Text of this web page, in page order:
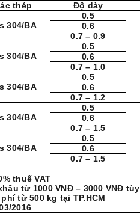
thép Độ dày
304/BA
0.5
0.6
0.7 – 0.9
304/BA
0.5
0.6
0.7 – 1.0
304/BA
0.5
0.6
0.7 – 1.2
304/BA
0.5
0.6
0.7 – 1.5
304/BA
0.5
0.6
0.7 – 1.5
thuế VAT
từ 1000 VNĐ – 3000 VNĐ
từ 500 kg tại TP.HCM
2016